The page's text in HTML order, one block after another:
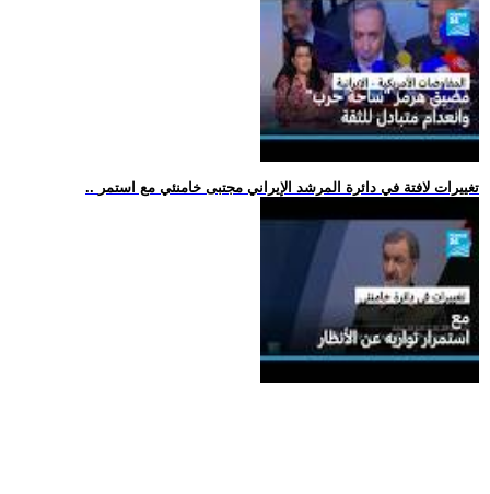
.. تغييرات لافتة في دائرة المرشد الإيراني مجتبى خامنئي مع استمر